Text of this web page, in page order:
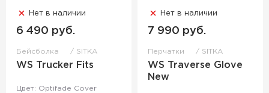
Нет в наличии
6 490 руб.
Бейсболка SITKA
WS Trucker Fits
Цвет: Optifade Cover
Нет в наличии
7 990 руб.
Перчатки SITKA
WS Traverse Glove
New